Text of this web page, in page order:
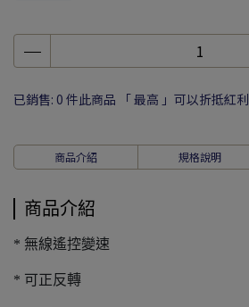
已銷售: 0 件此商品 「 最高 」可以折抵紅利
商品介紹 規格說明
商品介紹
* 無線遙控變速
* 可正反轉